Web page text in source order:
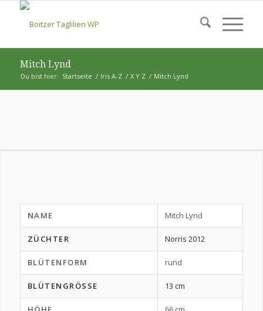
Mitch Lynd
Du bist hier: Startseite / Iris A-Z / X Y Z / Mitch Lynd
NAME Mitch Lynd
ZÜCHTER Norris 2012
BLÜTENFORM rund
BLÜTENGRÖSSE 13 cm